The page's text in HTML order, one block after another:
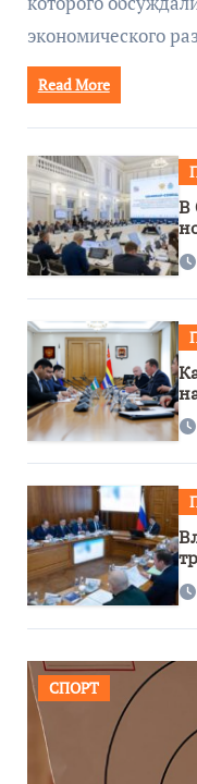
экономического
Read More
В
СПОРТ